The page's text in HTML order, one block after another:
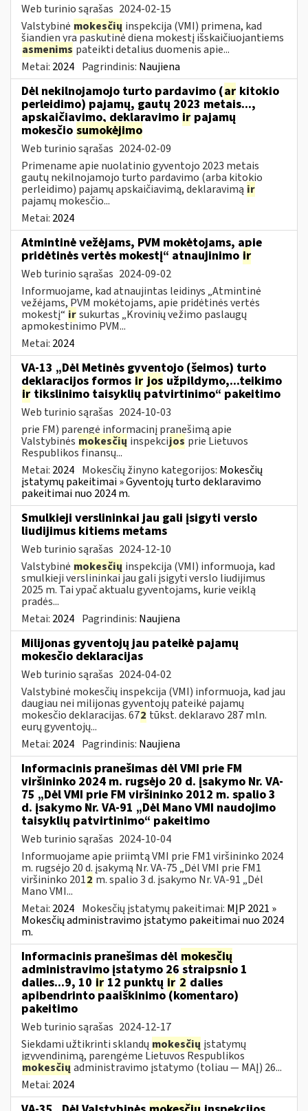
Web turinio sąrašas 2024-02-15
Valstybinė mokesčių inspekcija (VMI) primena, kad
šiandien yra paskutinė diena mokestį išskaičiuojantiems
asmenims pateikti detalius duomenis apie...
Metai: 2024 Pagrindinis: Naujiena
Dėl nekilnojamojo turto pardavimo (ar kitokio
perleidimo) pajamų, gautų 2023 metais...,
apskaičiavimo, deklaravimo ir pajamų
mokesčio sumokėjimo
Web turinio sąrašas 2024-02-09
Primename apie nuolatinio gyventojo 2023 metais
gautų nekilnojamojo turto pardavimo (arba kitokio
perleidimo) pajamų apskaičiavimą, deklaravimą ir
pajamų mokesčio...
Metai: 2024
Atmintinė vežėjams, PVM mokėtojams, apie
pridėtinės vertės mokestį“ atnaujinimo ir
Web turinio sąrašas 2024-09-02
Informuojame, kad atnaujintas leidinys „Atmintinė
vežėjams, PVM mokėtojams, apie pridėtinės vertės
mokestį“ irsukurtas „Krovinių vežimo paslaugų
apmokestinimo PVM...
Metai: 2024
VA-13 „Dėl Metinės gyventojo (šeimos) turto
deklaracijos formos ir jos užpildymo,...teikimo
ir tikslinimo taisyklių patvirtinimo“ pakeitimo
Web turinio sąrašas 2024-10-03
prie FM) parengė informacinį pranešimą apie
Valstybinės mokesčių inspekcijos prie Lietuvos
Respublikos finansų...
Metai: 2024 Mokesčių žinyno kategorijos: Mokesčių
įstatymų pakeitimai » Gyventojų turto deklaravimo
pakeitimai nuo 2024 m.
Smulkieji verslininkai jau gali įsigyti verslo
liudijimus kitiems metams
Web turinio sąrašas 2024-12-10
Valstybinė mokesčių inspekcija (VMI) informuoja, kad
smulkieji verslininkai jau gali įsigyti verslo liudijimus
2025 m. Tai ypač aktualu gyventojams, kurie veiklą
pradės...
Metai: 2024 Pagrindinis: Naujiena
Milijonas gyventojų jau pateikė pajamų
mokesčio deklaracijas
Web turinio sąrašas 2024-04-02
Valstybinė mokesčių inspekcija (VMI) informuoja, kad jau
daugiau nei milijonas gyventojų pateikė pajamų
mokesčio deklaracijas. 672 tūkst. deklaravo 287 mln.
eurų gyventojų...
Metai: 2024 Pagrindinis: Naujiena
Informacinis pranešimas dėl VMI prie FM
viršininko 2024 m. rugsėjo 20 d. įsakymo Nr. VA-
75 „Dėl VMI prie FM viršininko 2012 m. spalio 3
d. įsakymo Nr. VA-91 „Dėl Mano VMI naudojimo
taisyklių patvirtinimo“ pakeitimo
Web turinio sąrašas 2024-10-04
Informuojame apie priimtą VMI prie FM1 viršininko 2024
m. rugsėjo 20 d. įsakymą Nr. VA-75 „Dėl VMI prie FM1
viršininko 2012 m. spalio 3 d. įsakymo Nr. VA-91 „Dėl
Mano VMI...
Metai: 2024 Mokesčių įstatymų pakeitimai: MĮP 2021 »
Mokesčių administravimo įstatymo pakeitimai nuo 2024
m.
Informacinis pranešimas dėl mokesčių
administravimo įstatymo 26 straipsnio 1
dalies...9, 10 ir 12 punktų ir 2 dalies
apibendrinto paaiškinimo (komentaro)
pakeitimo
Web turinio sąrašas 2024-12-17
Siekdami užtikrinti sklandų mokesčių įstatymų
įgyvendinimą, parengėme Lietuvos Respublikos
mokesčių administravimo įstatymo (toliau — MAĮ) 26...
Metai: 2024